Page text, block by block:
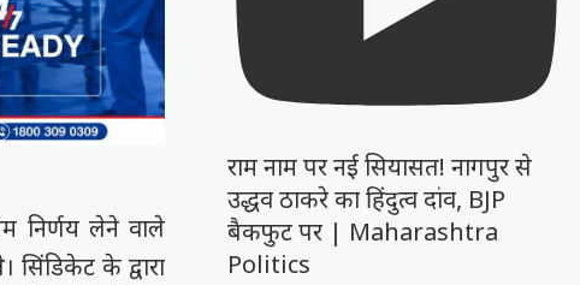
निर्णय लेने वाले
के द्वारा
राम नाम पर नई सियासत! नागपुर से
उद्धव ठाकरे का हिंदुत्व दांव, BJP
बैकफुट पर | Maharashtra
Politics